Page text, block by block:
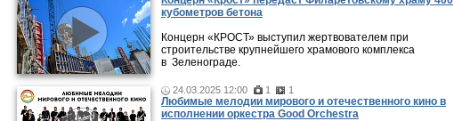
кубометров бетона
Концерн «КРОСТ» выступил жертвователем при
строительстве крупнейшего храмового комплекса
в Зеленограде.
24.03.2025 12:00 1 1
Любимые мелодии мирового и отечественного кино в
исполнении оркестра Good Orchestra